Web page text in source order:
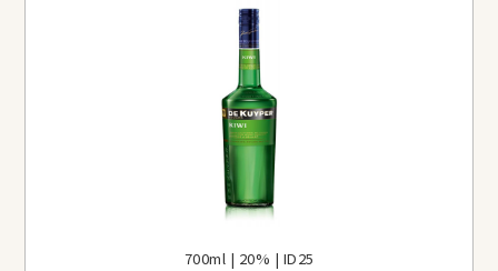
700ml | 20% | ID25